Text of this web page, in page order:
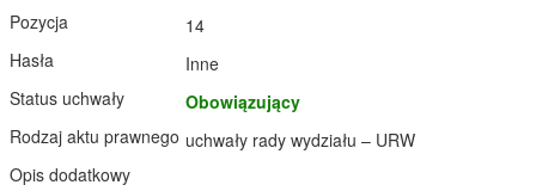
Pozycja
14
Hasła
Inne
Status uchwały
Obowiązujący
Rodzaj aktu prawnego uchwały rady wydziału – URW
Opis dodatkowy